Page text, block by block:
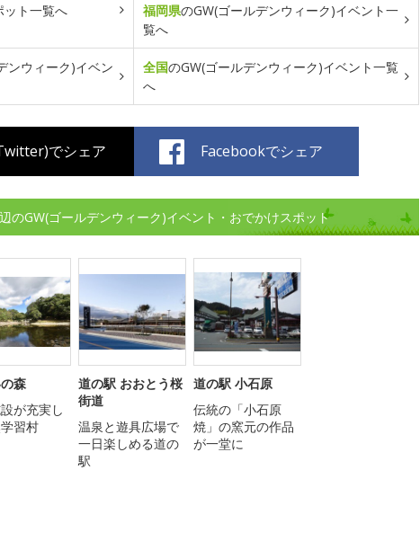
ット一覧へ 福岡県のGW(ゴールデンウィーク)イベント一
覧へ
ンウィーク)イベン
全国のGW(ゴールデンウィーク)イベント一覧
へ
でシェア Facebookでシェア
のGW(ゴールデンウィーク)イベント・おでかけスポット
森
が充実し
習村
道の駅 おおとう桜
街道
温泉と遊具広場で
一日楽しめる道の
駅
道の駅 小石原
伝統の「小石原
焼」の窯元の作品
が一堂に